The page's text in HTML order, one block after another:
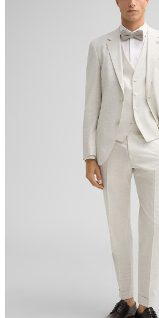
nicht Trommeltrocknen
Bügeln bei geringer Temperatur